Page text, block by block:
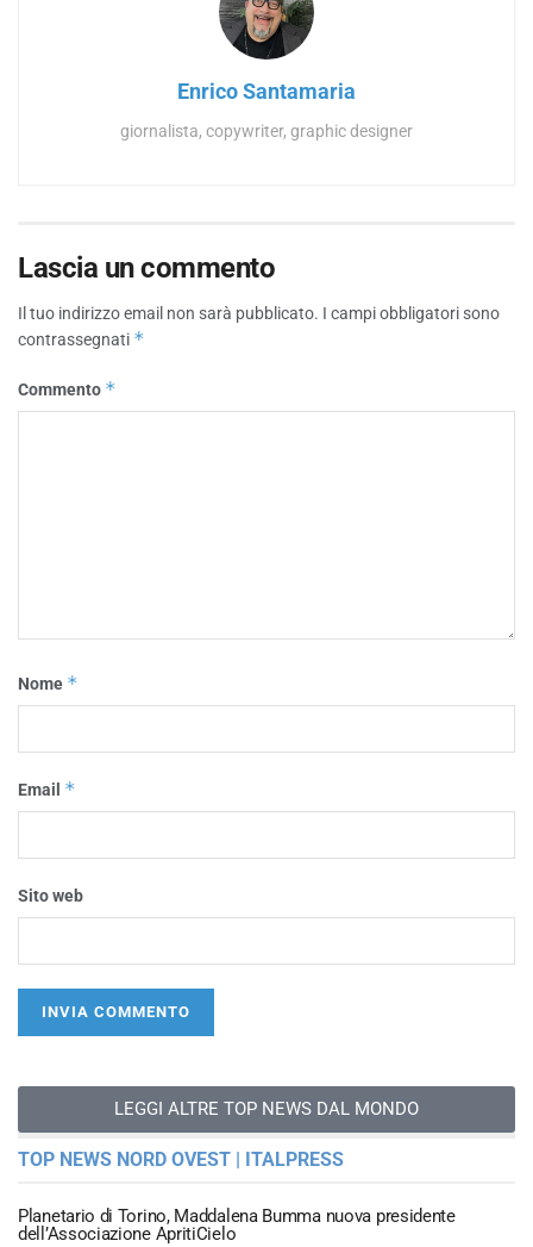
Enrico Santamaria
giornalista, copywriter, graphic designer
Lascia un commento
Il tuo indirizzo email non sarà pubblicato. I campi obbligatori sono
contrassegnati *
Commento *
Nome *
Email *
Sito web
LEGGI ALTRE TOP NEWS DAL MONDO
TOP NEWS NORD OVEST | ITALPRESS
Planetario di Torino, Maddalena Bumma nuova presidente
dell’Associazione ApritiCielo